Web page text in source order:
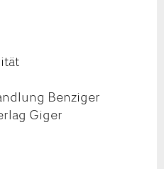
Benziger
Giger